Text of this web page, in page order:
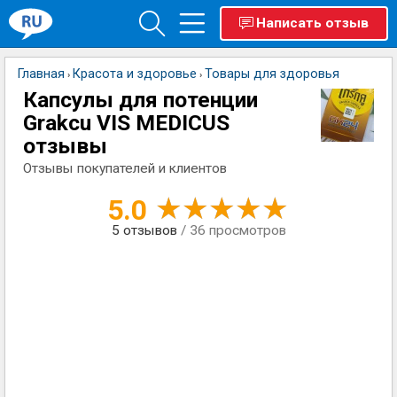
Написать отзыв
Главная › Красота и здоровье › Товары для здоровья
Капсулы для потенции
Grakcu VIS MEDICUS
отзывы
Отзывы покупателей и клиентов
5.0
5 отзывов / 36 просмотров